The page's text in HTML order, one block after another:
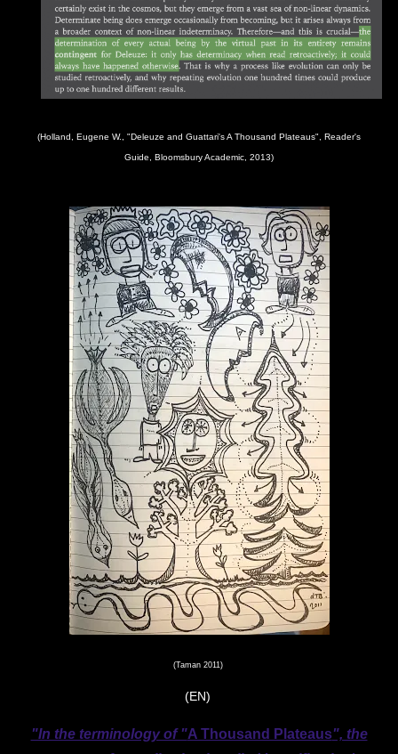
(Holland, Eugene W., "Deleuze and Guattari's A Thousand Plateaus", Reader's
Guide, Bloomsbury Academic, 2013)
(Taman 2011)
(EN)
"In the terminology of "A Thousand Plateaus", the